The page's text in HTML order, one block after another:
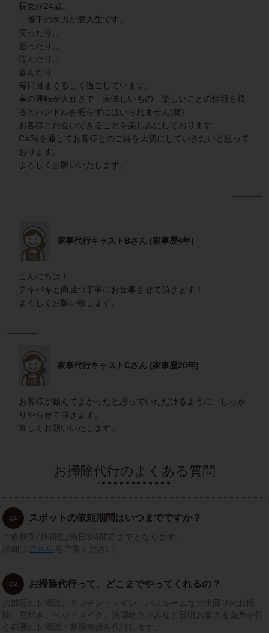
長女が24歳。
一番下の次男が浪人生です。
笑ったり…
怒ったり…
悩んだり…
喜んだり…
毎日目まぐるしく過ごしています。
車の運転が大好きで 美味しいもの 楽しいことの情報を得
るとハンドルを握らずにはいられません(笑)
お客様とお会いできることを楽しみにしております。
CaSyを通してお客様とのご縁を大切にしていきたいと思って
おります。
よろしくお願いいたします。
家事代行キャストBさん (家事歴4年)
こんにちは！
テキパキと尚且つ丁寧にお仕事させて頂きます！
よろしくお願い致します。
家事代行キャストCさん (家事歴20年)
お客様が頼んでよかったと思っていただけるように、しっか
りやらせて頂きます。
宜しくお願いいたします。
お掃除代行のよくある質問
Q1 スポットの依頼期間はいつまでですか？
ご依頼受付時間は当日3時間前までとなります。
詳細は こちら をご覧ください。
Q2 お掃除代行って、どこまでやってくれるの？
お部屋のお掃除、キッチン・トイレ・バスルームなど水回りのお掃
除、窓拭き、ベッドメイク、洗濯物たたみなど日頃お客さま自身が行
う範囲のお掃除・整理整頓を代行します。